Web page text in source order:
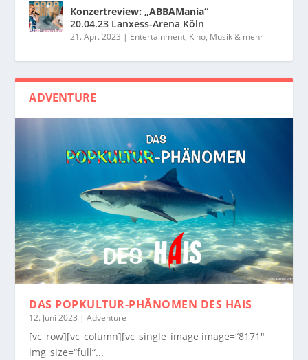
Konzertreview: „ABBAMania“
20.04.23 Lanxess-Arena Köln
21. Apr. 2023 | Entertainment, Kino, Musik & mehr
ADVENTURE
DAS POPKULTUR-PHÄNOMEN DES HAIS
12. Juni 2023 |Adventure
[vc_row][vc_column][vc_single_image image=“8171″
img_size=“full“...